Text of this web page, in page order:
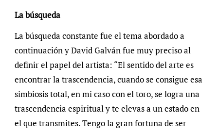
La búsqueda
La búsqueda constante fue el tema abordado a
continuación y David Galván fue muy preciso al
definir el papel del artista: “El sentido del arte es
encontrar la trascendencia, cuando se consigue esa
simbiosis total, en mi caso con el toro, se logra una
trascendencia espiritual y te elevas a un estado en
el que transmites. Tengo la gran fortuna de ser